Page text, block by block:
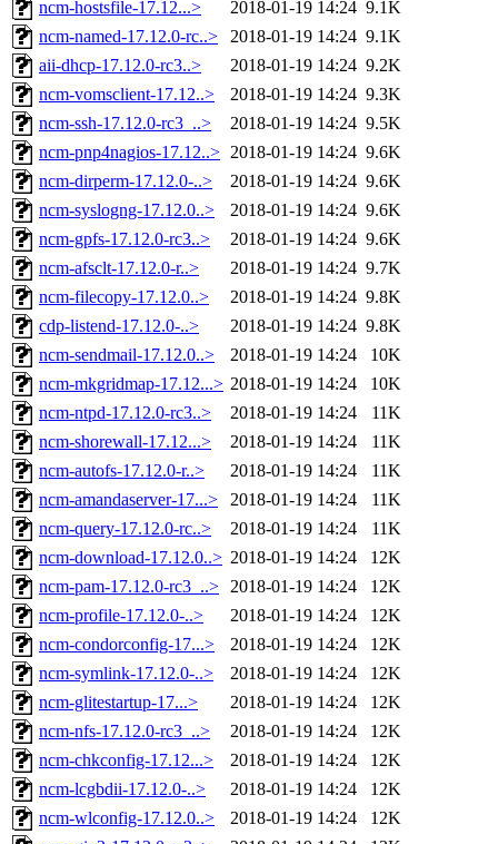
ncm-hostsfile-17.12...>
2018-01-19 14:24 9.1K
ncm-named-17.12.0-rc..>
2018-01-19 14:24 9.1K
aii-dhcp-17.12.0-rc3..>
2018-01-19 14:24 9.2K
ncm-vomsclient-17.12..>
2018-01-19 14:24 9.3K
ncm-ssh-17.12.0-rc3_..>
2018-01-19 14:24 9.5K
ncm-pnp4nagios-17.12..> 2018-01-19 14:24 9.6K
ncm-dirperm-17.12.0-..>
2018-01-19 14:24 9.6K
ncm-syslogng-17.12.0..>
2018-01-19 14:24 9.6K
ncm-gpfs-17.12.0-rc3..>
2018-01-19 14:24 9.6K
ncm-afsclt-17.12.0-r..>
2018-01-19 14:24 9.7K
ncm-filecopy-17.12.0..>
2018-01-19 14:24 9.8K
cdp-listend-17.12.0-..>
2018-01-19 14:24 9.8K
ncm-sendmail-17.12.0..>
2018-01-19 14:24
10K
ncm-mkgridmap-17.12...> 2018-01-19 14:24
10K
ncm-ntpd-17.12.0-rc3..>
2018-01-19 14:24
11K
ncm-shorewall-17.12...>
2018-01-19 14:24
11K
ncm-autofs-17.12.0-r..>
2018-01-19 14:24
11K
ncm-amandaserver-17...>
2018-01-19 14:24
11K
ncm-query-17.12.0-rc..>
2018-01-19 14:24
11K
ncm-download-17.12.0..> 2018-01-19 14:24
12K
ncm-pam-17.12.0-rc3_..> 2018-01-19 14:24
12K
ncm-profile-17.12.0-..>
2018-01-19 14:24
12K
ncm-condorconfig-17...>
2018-01-19 14:24
12K
ncm-symlink-17.12.0-..>
2018-01-19 14:24
12K
ncm-glitestartup-17...>
2018-01-19 14:24
12K
ncm-nfs-17.12.0-rc3_..>
2018-01-19 14:24
12K
ncm-chkconfig-17.12...>
2018-01-19 14:24
12K
ncm-lcgbdii-17.12.0-..>
2018-01-19 14:24
12K
ncm-wlconfig-17.12.0..>
2018-01-19 14:24
12K